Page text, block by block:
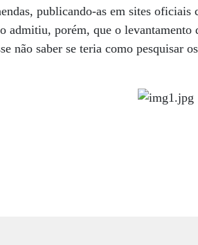
publicando-as em sites oficiais
admitiu, porém, que o levantamento
não saber se teria como pesquisar